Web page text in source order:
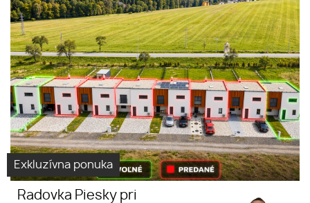
zástavbe v Bardejove, MČ Dlhá
lúka
prehliadka
Exkluzívna ponuka
Radovka Piesky pri